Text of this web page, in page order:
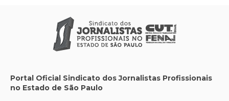
Portal Oficial Sindicato dos Jornalistas Profissionais
no Estado de São Paulo